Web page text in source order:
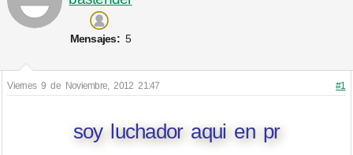
Mensajes:5
Viernes 9 de Noviembre, 2012 21:47 #1
soy luchador aqui en pr